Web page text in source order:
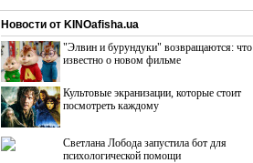
Новости от KINOafisha.ua
"Элвин и бурундуки" возвращаются: что
известно о новом фильме
Культовые экранизации, которые стоит
посмотреть каждому
Светлана Лобода запустила бот для
психологической помощи